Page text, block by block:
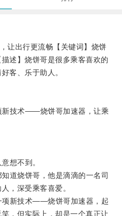
出行更流畅【关键词】烧饼
述】烧饼哥是很多乘客喜欢的
客、乐于助人。
技术——烧饼哥加速器，让乘
想不到。
烧饼哥，他是滴滴的一名司
，深受乘客喜爱。
新技术——烧饼哥加速器，起
，但实际上，却是一个真正让